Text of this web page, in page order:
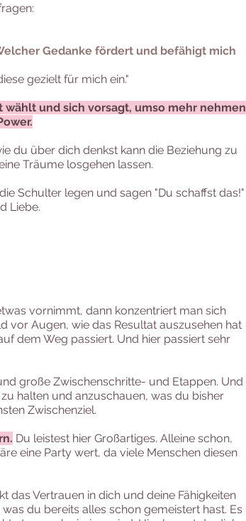
Gedanke fördert und befähigt mich
gezielt für mich ein."
und sich vorsagt, umso mehr nehmen
du über dich denkst kann die Beziehung zu
Träume losgehen lassen.
Schulter legen und sagen "Du schaffst das!"
Liebe.
vornimmt, dann konzentriert man sich
vor Augen, wie das Resultat auszusehen hat
dem Weg passiert. Und hier passiert sehr
große Zwischenschritte- und Etappen. Und
halten und anzuschauen, was du bisher
Zwischenziel.
Du leistest hier Großartiges. Alleine schon,
eine Party wert, da viele Menschen diesen
das Vertrauen in dich und deine Fähigkeiten
du bereits alles schon gemeistert hast. Es